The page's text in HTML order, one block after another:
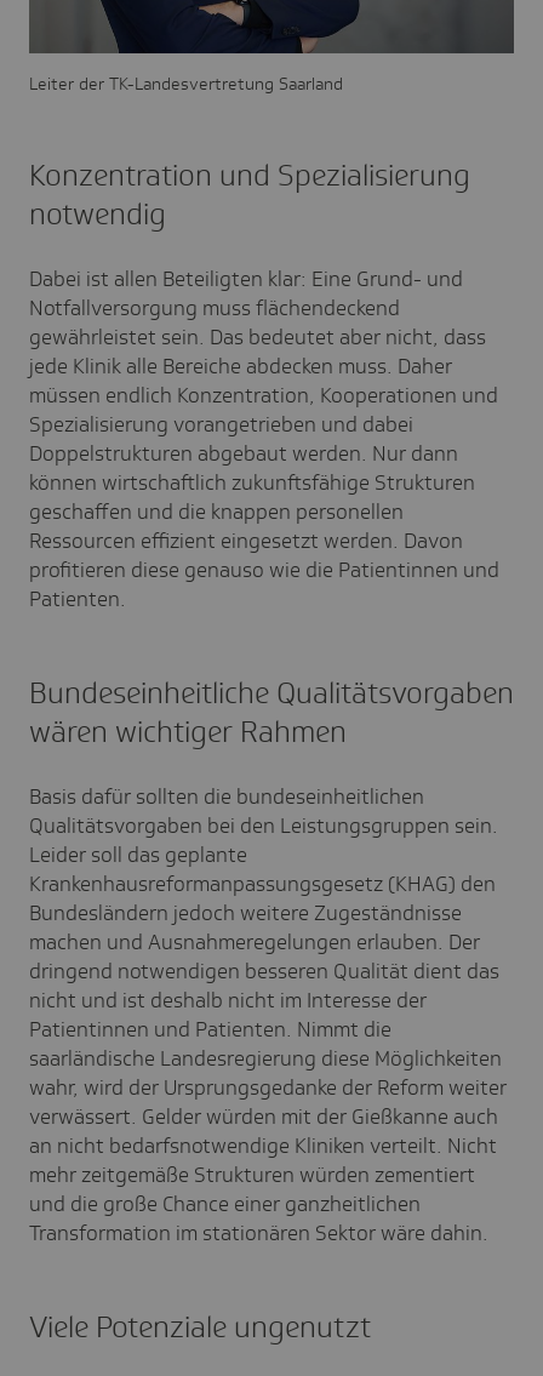
Leiter der TK-Landesvertretung Saarland
Konzentration und Spezialisierung
notwendig
Dabei ist allen Beteiligten klar: Eine Grund- und
Notfallversorgung muss flächendeckend
gewährleistet sein. Das bedeutet aber nicht, dass
jede Klinik alle Bereiche abdecken muss. Daher
müssen endlich Konzentration, Kooperationen und
Spezialisierung vorangetrieben und dabei
Doppelstrukturen abgebaut werden. Nur dann
können wirtschaftlich zukunftsfähige Strukturen
geschaffen und die knappen personellen
Ressourcen effizient eingesetzt werden. Davon
profitieren diese genauso wie die Patientinnen und
Patienten.
Bundeseinheitliche Qualitätsvorgaben
wären wichtiger Rahmen
Basis dafür sollten die bundeseinheitlichen
Qualitätsvorgaben bei den Leistungsgruppen sein.
Leider soll das geplante
Krankenhausreformanpassungsgesetz (KHAG) den
Bundesländern jedoch weitere Zugeständnisse
machen und Ausnahmeregelungen erlauben. Der
dringend notwendigen besseren Qualität dient das
nicht und ist deshalb nicht im Interesse der
Patientinnen und Patienten. Nimmt die
saarländische Landesregierung diese Möglichkeiten
wahr, wird der Ursprungsgedanke der Reform weiter
verwässert. Gelder würden mit der Gießkanne auch
an nicht bedarfsnotwendige Kliniken verteilt. Nicht
mehr zeitgemäße Strukturen würden zementiert
und die große Chance einer ganzheitlichen
Transformation im stationären Sektor wäre dahin.
Viele Potenziale ungenutzt